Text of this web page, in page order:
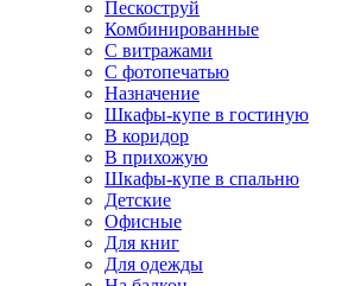
Пескоструй
Комбинированные
С витражами
С фотопечатью
Назначение
Шкафы-купе в гостиную
В коридор
В прихожую
Шкафы-купе в спальню
Детские
Офисные
Для книг
Для одежды